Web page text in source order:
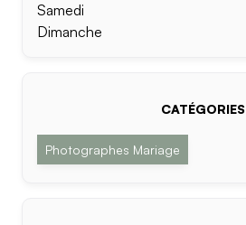
Samedi
Dimanche
CATÉGORIES
Photographes Mariage